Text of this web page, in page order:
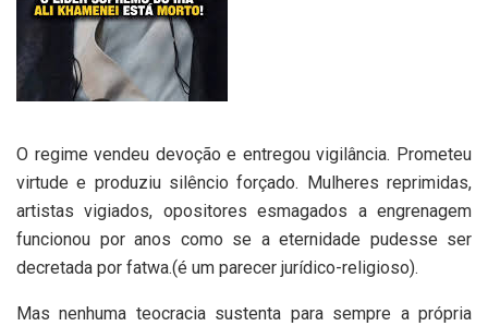
O regime vendeu devoção e entregou vigilância. Prometeu
virtude e produziu silêncio forçado. Mulheres reprimidas,
artistas vigiados, opositores esmagados a engrenagem
funcionou por anos como se a eternidade pudesse ser
decretada por fatwa.(é um parecer jurídico-religioso).
Mas nenhuma teocracia sustenta para sempre a própria